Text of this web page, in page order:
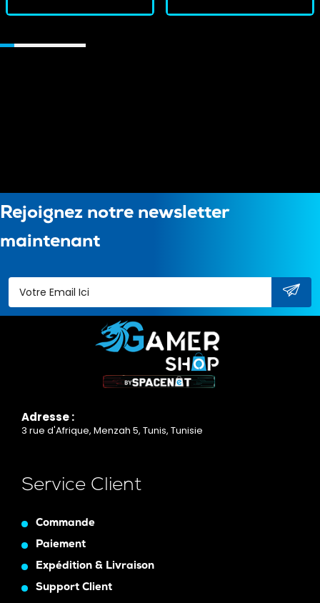
Rejoignez notre newsletter
maintenant
Adresse :
3 rue d'Afrique, Menzah 5, Tunis, Tunisie
Service Client
Commande
Paiement
Expédition & Livraison
Support Client